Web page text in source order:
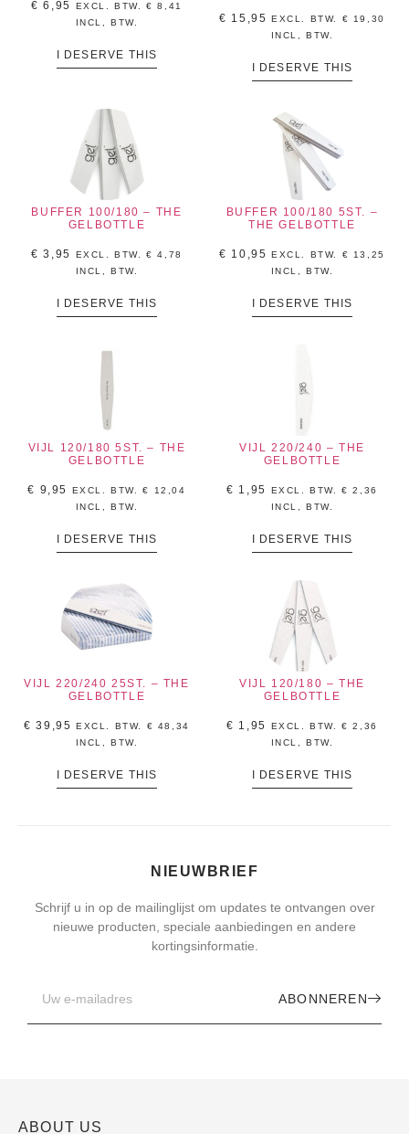
€ 6,95 EXCL. BTW.€ 8,41
INCL, BTW.
I DESERVE THIS
€ 15,95 EXCL. BTW. €
19,30
INCL, BTW.
I DESERVE THIS
BUFFER 100/180 – THE
GELBOTTLE
€ 3,95 EXCL. BTW.€ 4,78
INCL, BTW.
I DESERVE THIS
BUFFER 100/180 5ST. –
THE GELBOTTLE
€ 10,95 EXCL. BTW. €
13,25
INCL, BTW.
I DESERVE THIS
VIJL 120/180 5ST. – THE
GELBOTTLE
€ 9,95 EXCL. BTW.€
12,04
INCL, BTW.
I DESERVE THIS
VIJL 220/240 – THE
GELBOTTLE
€ 1,95 EXCL. BTW.€ 2,36
INCL, BTW.
I DESERVE THIS
VIJL 220/240 25ST. – THE
GELBOTTLE
€ 39,95 EXCL. BTW. € 48,34
INCL, BTW.
I DESERVE THIS
VIJL 120/180 – THE
GELBOTTLE
€ 1,95 EXCL. BTW.€ 2,36
INCL, BTW.
I DESERVE THIS
NIEUWBRIEF
Schrijf u in op de mailinglijst om updates te ontvangen over
nieuwe producten, speciale aanbiedingen en andere
kortingsinformatie.
ABONNEREN
ABOUT US